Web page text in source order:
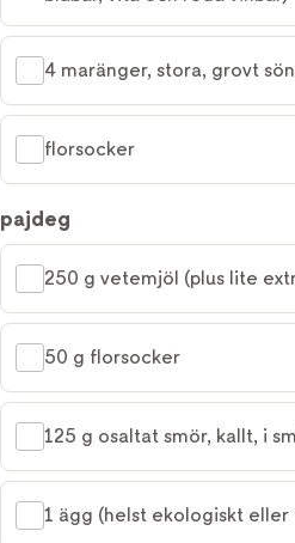
4 maränger, stora, grovt
florsocker
pajdeg
250 g vetemjöl (plus lite
50 g florsocker
125 g osaltat smör, kallt, i
1 ägg (helst ekologiskt